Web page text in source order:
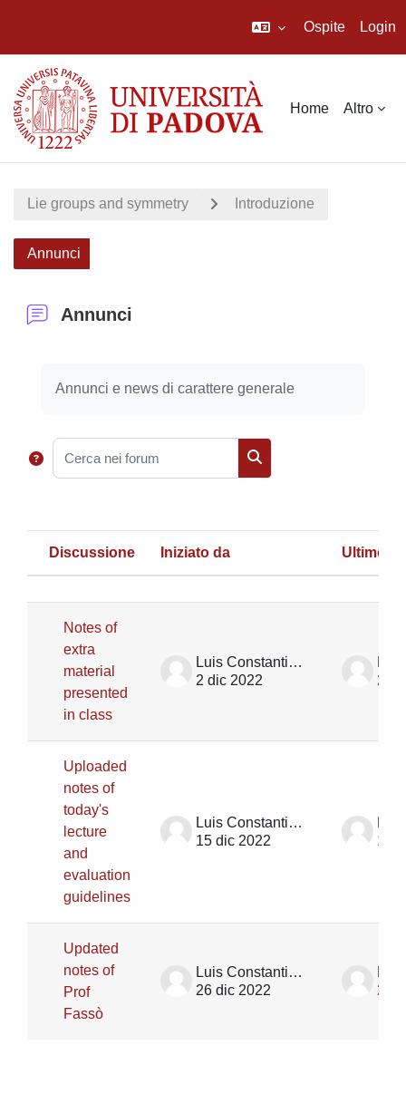
Ospite Login
Home Altro
Lie groups and symmetry Introduzione
Annunci
Annunci
Annunci e news di carattere generale
Cerca nei forum
Cerca nei forum
Stato
Discussione Iniziato da Ultimo
Notes of
extra
material
presented
in class
Luis Constantino Garcia Naranjo Ortiz De La Huerta
2 dic 2022
2
Uploaded
notes of
today's
lecture
and
evaluation
guidelines
Luis Constantino Garcia Naranjo Ortiz De La Huerta
15 dic 2022
15
Updated
notes of
Prof
Fassò
Luis Constantino Garcia Naranjo Ortiz De La Huerta
26 dic 2022
26